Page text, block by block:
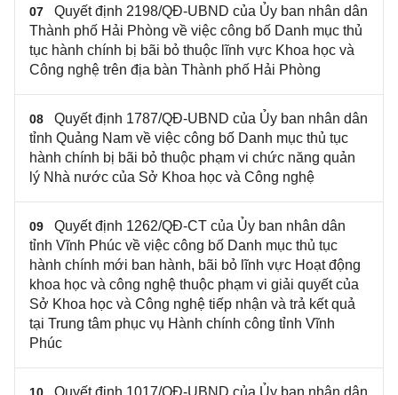
07
Quyết định 2198/QĐ-UBND của Ủy ban nhân dân
Thành phố Hải Phòng về việc công bố Danh mục thủ
tục hành chính bị bãi bỏ thuộc lĩnh vực Khoa học và
Công nghệ trên địa bàn Thành phố Hải Phòng
08
Quyết định 1787/QĐ-UBND của Ủy ban nhân dân
tỉnh Quảng Nam về việc công bố Danh mục thủ tục
hành chính bị bãi bỏ thuộc phạm vi chức năng quản
lý Nhà nước của Sở Khoa học và Công nghệ
09
Quyết định 1262/QĐ-CT của Ủy ban nhân dân
tỉnh Vĩnh Phúc về việc công bố Danh mục thủ tục
hành chính mới ban hành, bãi bỏ lĩnh vực Hoạt động
khoa học và công nghệ thuộc phạm vi giải quyết của
Sở Khoa học và Công nghệ tiếp nhận và trả kết quả
tại Trung tâm phục vụ Hành chính công tỉnh Vĩnh
Phúc
10
Quyết định 1017/QĐ-UBND của Ủy ban nhân dân